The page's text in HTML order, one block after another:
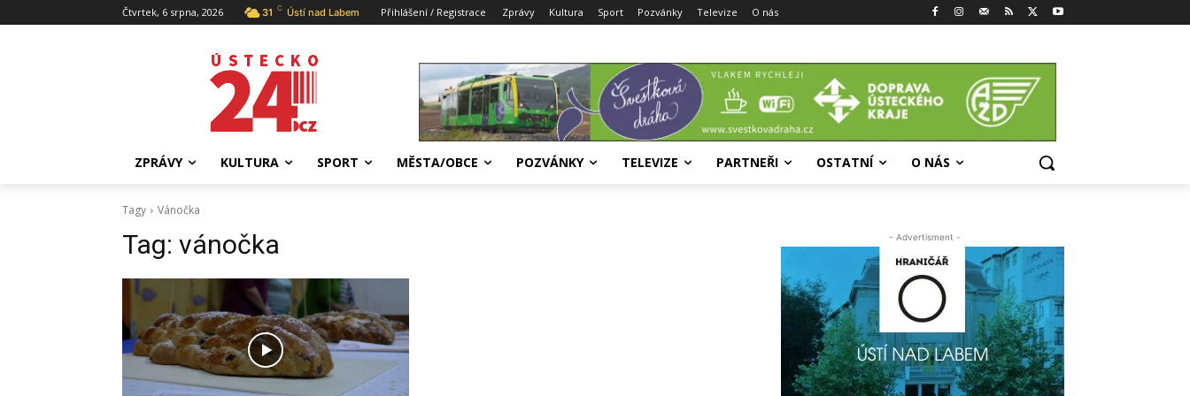
Čtvrtek, 6 srpna, 2026 31 C Ústí nad Labem Přihlášení / Registrace Zprávy Kultura Sport Pozvánky Televize O nás
ZPRÁVY KULTURA SPORT MĚSTA/OBCE POZVÁNKY TELEVIZE PARTNEŘI OSTATNÍ O NÁS
Tagy Vánočka
Tag: vánočka - Advertisment -